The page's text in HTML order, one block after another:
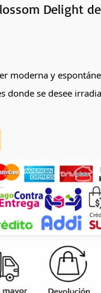
Delight
moderna y
donde se desee